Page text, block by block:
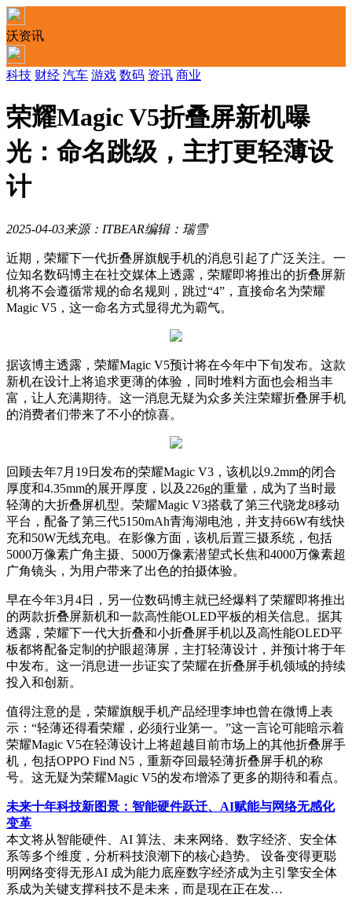
沃资讯
科技 财经 汽车 游戏 数码 资讯 商业
荣耀Magic V5折叠屏新机曝
光：命名跳级，主打更轻薄设
计
2025-04-03来源：ITBEAR编辑：瑞雪
近期，荣耀下一代折叠屏旗舰手机的消息引起了广泛关注。一
位知名数码博主在社交媒体上透露，荣耀即将推出的折叠屏新
机将不会遵循常规的命名规则，跳过“4”，直接命名为荣耀
Magic V5，这一命名方式显得尤为霸气。
据该博主透露，荣耀Magic V5预计将在今年中下旬发布。这款
新机在设计上将追求更薄的体验，同时堆料方面也会相当丰
富，让人充满期待。这一消息无疑为众多关注荣耀折叠屏手机
的消费者们带来了不小的惊喜。
回顾去年7月19日发布的荣耀Magic V3，该机以9.2mm的闭合
厚度和4.35mm的展开厚度，以及226g的重量，成为了当时最
轻薄的大折叠屏机型。荣耀Magic V3搭载了第三代骁龙8移动
平台，配备了第三代5150mAh青海湖电池，并支持66W有线快
充和50W无线充电。在影像方面，该机后置三摄系统，包括
5000万像素广角主摄、5000万像素潜望式长焦和4000万像素超
广角镜头，为用户带来了出色的拍摄体验。
早在今年3月4日，另一位数码博主就已经爆料了荣耀即将推出
的两款折叠屏新机和一款高性能OLED平板的相关信息。据其
透露，荣耀下一代大折叠和小折叠屏手机以及高性能OLED平
板都将配备定制的护眼超薄屏，主打轻薄设计，并预计将于年
中发布。这一消息进一步证实了荣耀在折叠屏手机领域的持续
投入和创新。
值得注意的是，荣耀旗舰手机产品经理李坤也曾在微博上表
示：“轻薄还得看荣耀，必须行业第一。”这一言论可能暗示着
荣耀Magic V5在轻薄设计上将超越目前市场上的其他折叠屏手
机，包括OPPO Find N5，重新夺回最轻薄折叠屏手机的称
号。这无疑为荣耀Magic V5的发布增添了更多的期待和看点。
未来十年科技新图景：智能硬件跃迁、AI赋能与网络无感化
变革
本文将从智能硬件、AI 算法、未来网络、数字经济、安全体
系等多个维度，分析科技浪潮下的核心趋势。 设备变得更聪
明网络变得无形AI 成为能力底座数字经济成为主引擎安全体
系成为关键支撑科技不是未来，而是现在正在发…